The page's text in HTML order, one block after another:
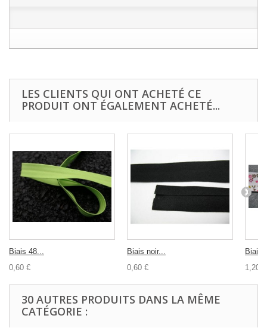
LES CLIENTS QUI ONT ACHETÉ CE
PRODUIT ONT ÉGALEMENT ACHETÉ...
Biais 48...
0,60 €
Biais noir...
0,60 €
Biais
1,20 €
30 AUTRES PRODUITS DANS LA MÊME
CATÉGORIE :